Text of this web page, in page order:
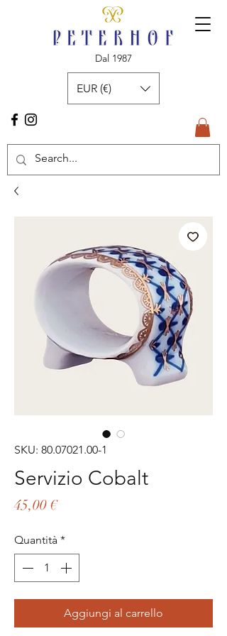
Dal 1987
EUR (€)
SKU: 80.07021.00-1
Servizio Cobalt
45,00 €Prezzo
Quantità *
Aggiungi al carrello